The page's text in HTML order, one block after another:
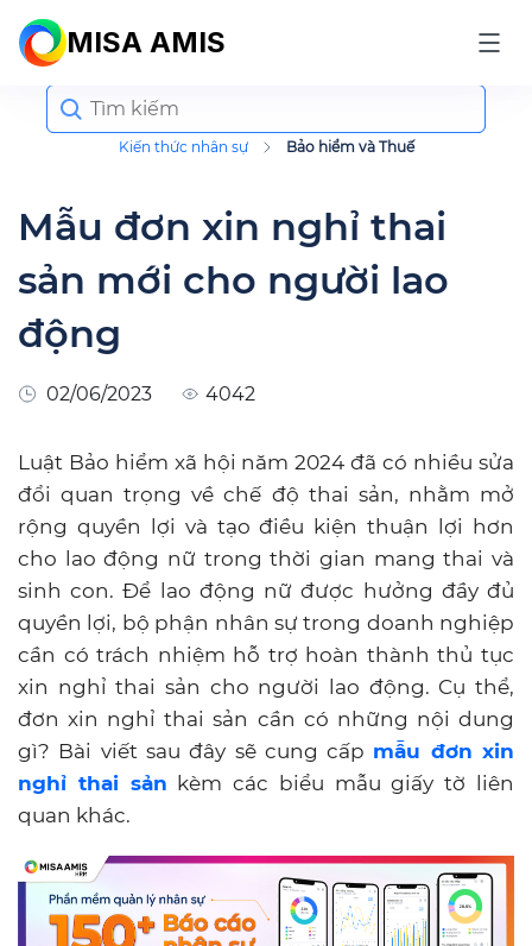
MISA AMIS
Kiến thức nhân sự Bảo hiểm và Thuế
Search
for:
Mẫu đơn xin nghỉ thai
sản mới cho người lao
động
02/06/2023 4042
Luật Bảo hiểm xã hội năm 2024 đã có nhiều sửa
đổi quan trọng về chế độ thai sản, nhằm mở
rộng quyền lợi và tạo điều kiện thuận lợi hơn
cho lao động nữ trong thời gian mang thai và
sinh con. Để lao động nữ được hưởng đầy đủ
quyền lợi, bộ phận nhân sự trong doanh nghiệp
cần có trách nhiệm hỗ trợ hoàn thành thủ tục
xin nghỉ thai sản cho người lao động. Cụ thể,
đơn xin nghỉ thai sản cần có những nội dung
gì? Bài viết sau đây sẽ cung cấp mẫu đơn xin
nghỉ thai sản kèm các biểu mẫu giấy tờ liên
quan khác.